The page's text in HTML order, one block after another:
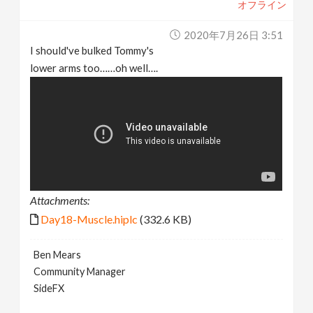
オフライン
2020年7月26日 3:51
I should've bulked Tommy's
lower arms too……oh well….
Attachments:
Day18-Muscle.hiplc (332.6 KB)
Ben Mears
Community Manager
SideFX